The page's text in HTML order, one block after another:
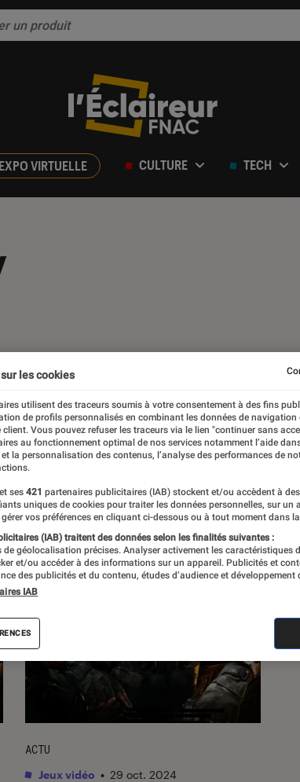
VIRTUELLE CULTURE TECH
Tests
ACTU
Jeux vidéo • 29 oct. 2024
les cookies
utilisent des traceurs soumis à votre consentement à des fins
de profils personnalisés en combinant les données de navigation
client. Vous pouvez refuser les traceurs via le lien "continuer sans
au fonctionnement optimal de nos services notamment l’aide
la personnalisation des contenus, l’analyse des performances de
ses 421 partenaires publicitaires (IAB) stockent et/ou accèdent à
uniques de cookies pour traiter les données personnelles, sur un
vos préférences en cliquant ci-dessous ou à tout moment dans la
(IAB) traitent des données selon les finalités suivantes :
de géolocalisation précises. Analyser activement les caractéristiques
et/ou accéder à des informations sur un appareil. Publicités et
des publicités et du contenu, études d’audience et développement
IAB